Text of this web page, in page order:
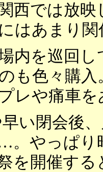
西では放
はあまり
内を巡回し
も色々購入
レや痛車を
い閉会後
。やっぱり
を開催する